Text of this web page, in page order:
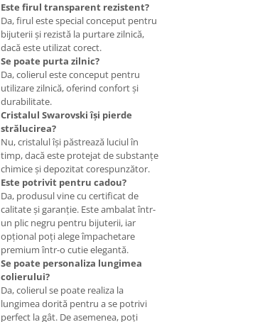
Este firul transparent rezistent?
Da, firul este special conceput pentru
bijuterii și rezistă la purtare zilnică,
dacă este utilizat corect.
Se poate purta zilnic?
Da, colierul este conceput pentru
utilizare zilnică, oferind confort și
durabilitate.
Cristalul Swarovski își pierde
strălucirea?
Nu, cristalul își păstrează luciul în
timp, dacă este protejat de substanțe
chimice și depozitat corespunzător.
Este potrivit pentru cadou?
Da, produsul vine cu certificat de
calitate și garanție. Este ambalat într-
un plic negru pentru bijuterii, iar
opțional poți alege împachetare
premium într-o cutie elegantă.
Se poate personaliza lungimea
colierului?
Da, colierul se poate realiza la
lungimea dorită pentru a se potrivi
perfect la gât. De asemenea, poți